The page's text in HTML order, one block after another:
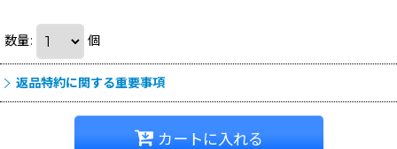
数量: 個
返品特約に関する重要事項
カートに入れる